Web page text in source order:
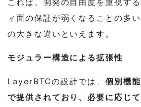
ィ面の保証が弱くなることの多
の大きな違いといえます。
モジュラー構造による拡張性
LayerBTCの設計では、 個別機
で提供されており、必要に応じ